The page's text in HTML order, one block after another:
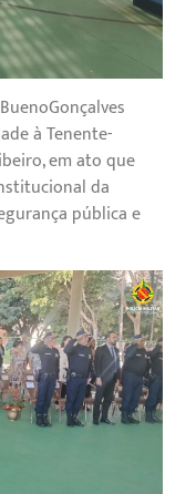
à Tenente-
em ato que
da
pública e